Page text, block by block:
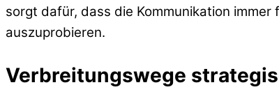
sorgt dafür, dass die Kommunikation
auszuprobieren.
Verbreitungswege